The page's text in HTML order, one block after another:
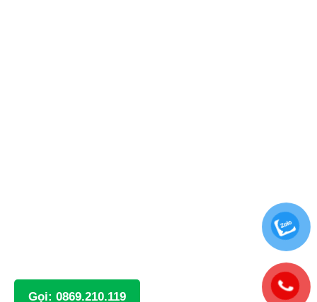
Gọi: 0869.210.119